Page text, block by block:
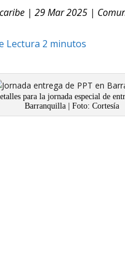
|29 Mar 2025 |
para la jornada especial de
Barranquilla | Foto: Cortesía